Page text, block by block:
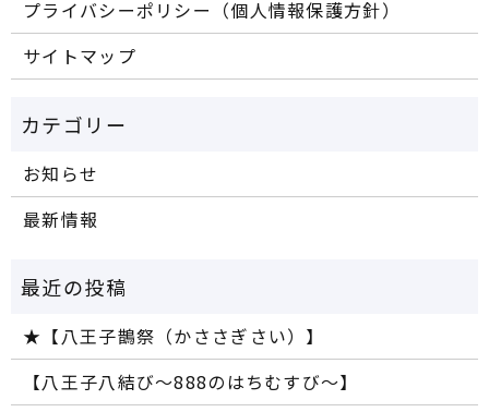
プライバシーポリシー（個人情報保護方針）
サイトマップ
お知らせ
最新情報
★【八王子鵲祭（かささぎさい）】
【八王子八結び～888のはちむすび～】